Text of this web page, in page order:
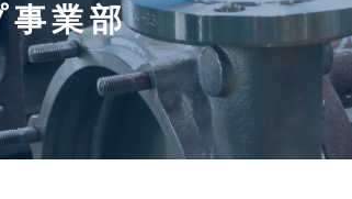
事業部